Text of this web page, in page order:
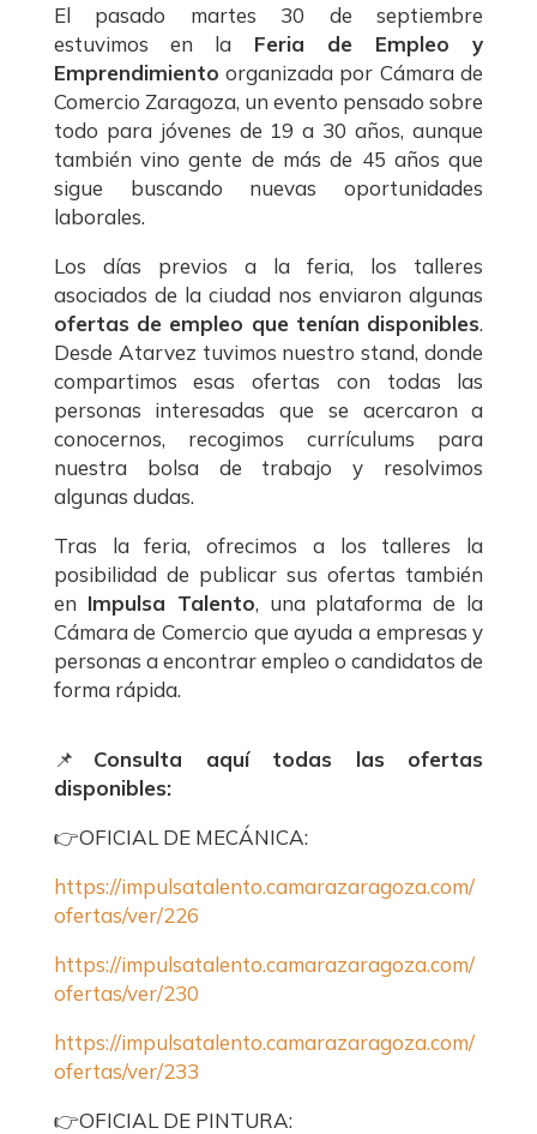
e
b
o
o
k
e
dI
n
s
k
y
o
d
o
n
ts
A
p
p
g
ra
m
y
Li
n
k
El pasado martes 30 de septiembre
estuvimos en la Feria de Empleo y
Emprendimiento organizada por Cámara de
Comercio Zaragoza, un evento pensado sobre
todo para jóvenes de 19 a 30 años, aunque
también vino gente de más de 45 años que
sigue buscando nuevas oportunidades
laborales.
Los días previos a la feria, los talleres
asociados de la ciudad nos enviaron algunas
ofertas de empleo que tenían disponibles.
Desde Atarvez tuvimos nuestro stand, donde
compartimos esas ofertas con todas las
personas interesadas que se acercaron a
conocernos, recogimos currículums para
nuestra bolsa de trabajo y resolvimos
algunas dudas.
Tras la feria, ofrecimos a los talleres la
posibilidad de publicar sus ofertas también
en Impulsa Talento, una plataforma de la
Cámara de Comercio que ayuda a empresas y
personas a encontrar empleo o candidatos de
forma rápida.
📌 Consulta aquí todas las ofertas
disponibles:
👉OFICIAL DE MECÁNICA:
https://impulsatalento.camarazaragoza.com/
ofertas/ver/226
https://impulsatalento.camarazaragoza.com/
ofertas/ver/230
https://impulsatalento.camarazaragoza.com/
ofertas/ver/233
👉OFICIAL DE PINTURA: